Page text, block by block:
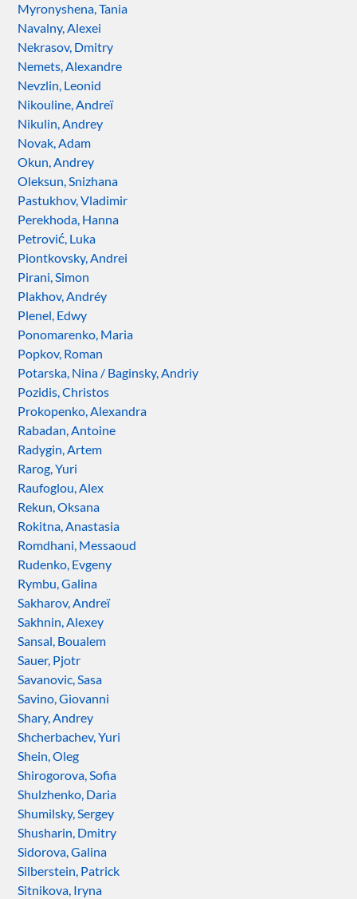
Myronyshena, Tania
Navalny, Alexei
Nekrasov, Dmitry
Nemets, Alexandre
Nevzlin, Leonid
Nikouline, Andreï
Nikulin, Andrey
Novak, Adam
Okun, Andrey
Oleksun, Snizhana
Pastukhov, Vladimir
Perekhoda, Hanna
Petrović, Luka
Piontkovsky, Andrei
Pirani, Simon
Plakhov, Andréy
Plenel, Edwy
Ponomarenko, Maria
Popkov, Roman
Potarska, Nina / Baginsky, Andriy
Pozidis, Christos
Prokopenko, Alexandra
Rabadan, Antoine
Radygin, Artem
Rarog, Yuri
Raufoglou, Alex
Rekun, Oksana
Rokitna, Anastasia
Romdhani, Messaoud
Rudenko, Evgeny
Rymbu, Galina
Sakharov, Andreï
Sakhnin, Alexey
Sansal, Boualem
Sauer, Pjotr
Savanovic, Sasa
Savino, Giovanni
Shary, Andrey
Shcherbachev, Yuri
Shein, Oleg
Shirogorova, Sofia
Shulzhenko, Daria
Shumilsky, Sergey
Shusharin, Dmitry
Sidorova, Galina
Silberstein, Patrick
Sitnikova, Iryna